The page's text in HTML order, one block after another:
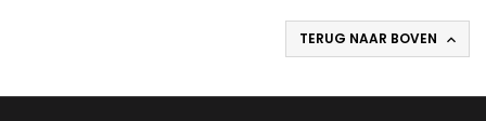
TERUG NAAR BOVEN 